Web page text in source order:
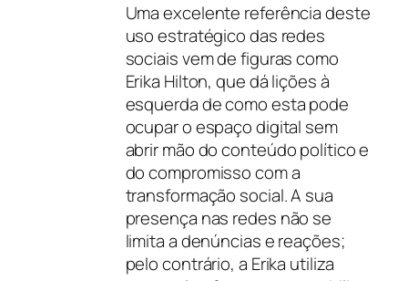
Uma excelente referência deste
uso estratégico das redes
sociais vem de figuras como
Erika Hilton, que dá lições à
esquerda de como esta pode
ocupar o espaço digital sem
abrir mão do conteúdo político e
do compromisso com a
transformação social. A sua
presença nas redes não se
limita a denúncias e reações;
pelo contrário, a Erika utiliza